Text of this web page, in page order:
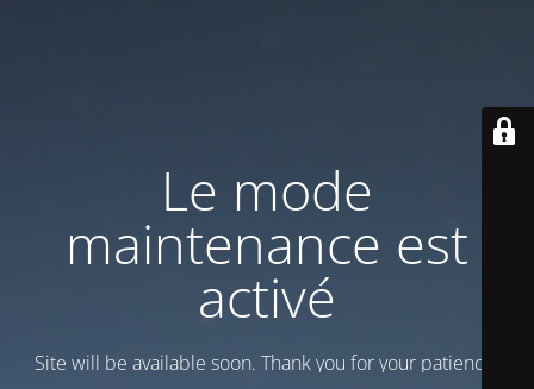
Le mode
maintenance est
activé
Site will be available soon. Thank you for your patience!